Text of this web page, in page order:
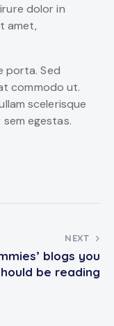
dolor in
amet,
porta. Sed
commodo ut.
scelerisque
egestas.
NEXT
blogs you
be reading